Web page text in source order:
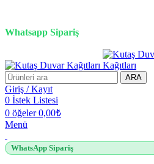
Whatsapp Sipariş
ARA
Giriş / Kayıt
0 İstek Listesi
0 öğeler 0,00₺
Menü
WhatsApp Sipariş